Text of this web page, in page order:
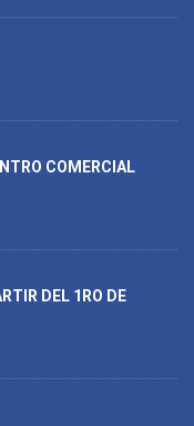
COMERCIAL
DEL 1RO DE